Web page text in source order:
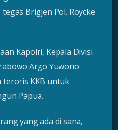
tegas Brigjen Pol. Roycke
Kapolri, Kepala Divisi
Argo Yuwono
teroris KKB untuk
Papua.
yang ada di sana,